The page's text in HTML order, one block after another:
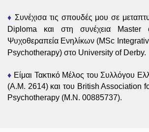
♦ Συνέχισα τις σπουδές μου σε
Diploma και στη συνέχεια
Ψυχοθεραπεία Ενηλίκων (MSc
Psychotherapy) στο University of Derby.
♦ Είμαι Τακτικό Μέλος του Συλλόγου
(Α.Μ. 2614) και του British Association
Psychotherapy (M.N. 00885737).